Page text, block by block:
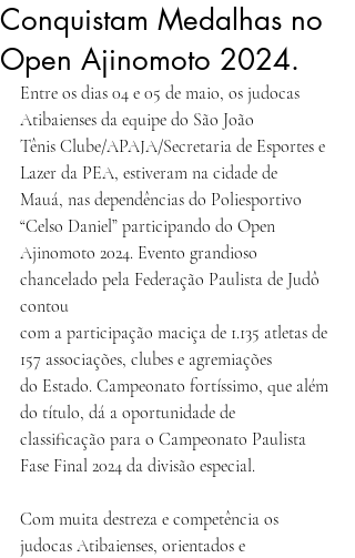
Conquistam Medalhas no
Open Ajinomoto 2024.
Entre os dias 04 e 05 de maio, os judocas
Atibaienses da equipe do São João
Tênis Clube/APAJA/Secretaria de Esportes e
Lazer da PEA, estiveram na cidade de
Mauá, nas dependências do Poliesportivo
“Celso Daniel” participando do Open
Ajinomoto 2024. Evento grandioso
chancelado pela Federação Paulista de Judô
contou
com a participação maciça de 1.135 atletas de
157 associações, clubes e agremiações
do Estado. Campeonato fortíssimo, que além
do título, dá a oportunidade de
classificação para o Campeonato Paulista
Fase Final 2024 da divisão especial.
Com muita destreza e competência os
judocas Atibaienses, orientados e